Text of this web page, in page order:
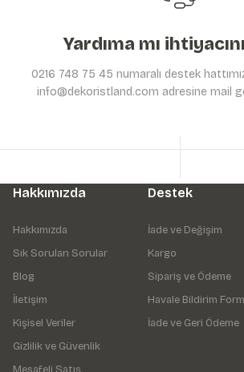
Yardıma mı
0216 748 75 45 numaralı destek
info@dekoristland.com adresine mail
Hakkımızda
Hakkımızda
Sık Sorulan Sorular
Blog
İletişim
Kişisel Veriler
Gizlilik ve Güvenlik
Mesafeli Satış
Destek
İade ve Değişim
Kargo
Sipariş ve Ödeme
Havale Bildirim
İade ve Geri Ödeme